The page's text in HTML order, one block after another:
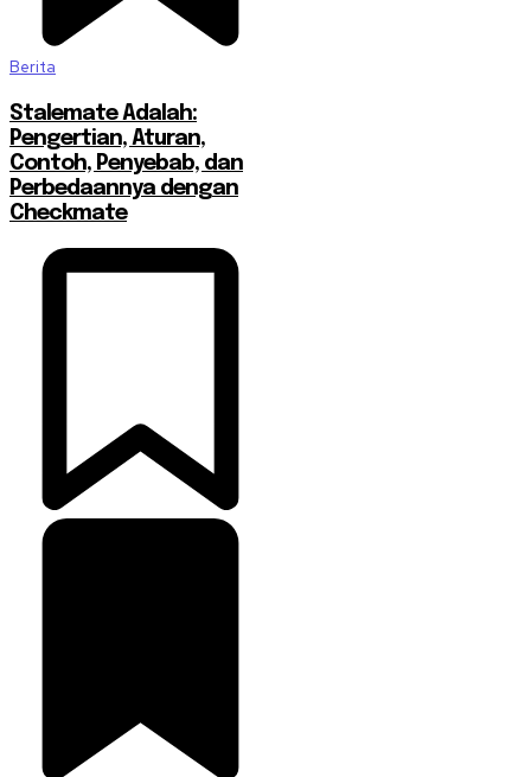
Berita
Stalemate Adalah:
Pengertian, Aturan,
Contoh, Penyebab, dan
Perbedaannya dengan
Checkmate